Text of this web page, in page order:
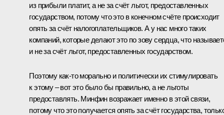
из прибыли платит, а не за счёт льгот, предоставленных
государством, потому что это в конечном счёте происходит
опять за счёт налогоплательщиков. А у нас много таких
компаний, которые делают это по зову сердца, что
и не за счёт льгот, предоставленных государством.
Поэтому как‑то морально и политически их стимулировать
к этому – вот это было бы правильно, а не льготы
предоставлять. Минфин возражает именно в этой связи,
потому что это получается опять за счёт государства,